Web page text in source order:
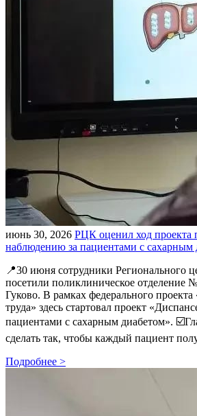
июнь 30, 2026 РЦК оценил ход проекта
наблюдению за пациентами с сахарным
📍30 июня сотрудники Регионального
посетили поликлиническое
Гуково. В рамках федерального
труда» здесь стартовал проект
пациентами с сахарным диабетом».
сделать так, чтобы каждый пациент
Подробнее >